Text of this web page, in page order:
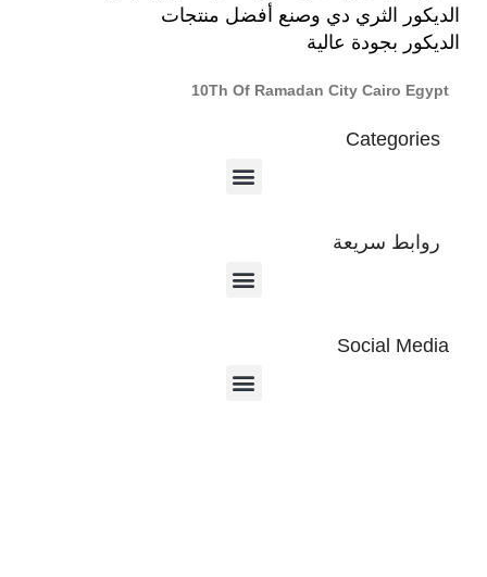
الديكور الثري دي وصنع أفضل منتجات
الديكور بجودة عالية
10Th Of Ramadan City Cairo Egypt
Categories
روابط سريعة
Social Media